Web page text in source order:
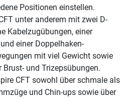
Positionen einstellen.
unter anderem mit zwei D-
Kabelzugübungen, einer
einer Doppelhaken-
mit viel Gewicht sowie
und Trizepsübungen.
CFT sowohl über schmale als
und Chin-ups sowie über